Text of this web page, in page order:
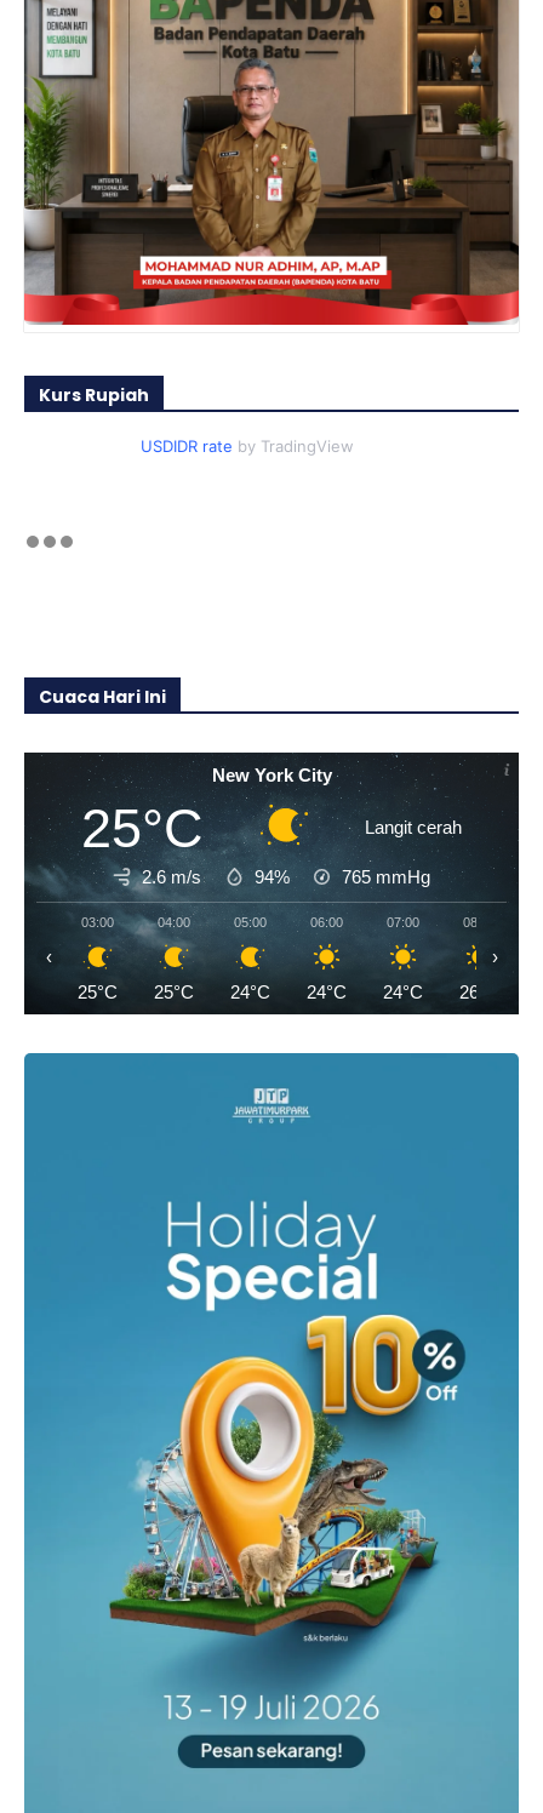
Kurs Rupiah
USDIDR rate by TradingView
Cuaca Hari Ini
New York City
25°C Langit cerah
2.6 m/s 94% 765 mmHg
03:00
25°C
04:00
25°C
05:00
24°C
06:00
24°C
07:00
24°C
08:00
26°C
‹ ›